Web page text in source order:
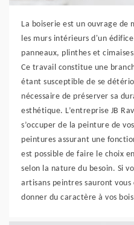
La boiserie est un ouvrage
les murs intérieurs d'un
panneaux, plinthes et
Ce travail constitue une
étant susceptible de se
nécessaire de préserver sa
esthétique. L’entreprise JB
s’occuper de la peinture de
peintures assurant une
est possible de faire le choix
selon la nature du besoin. Si
artisans peintres sauront
donner du caractère à vos